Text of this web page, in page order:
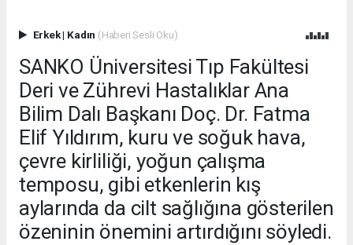
Erkek| Kadın (Haberi Sesli Oku)
SANKO Üniversitesi Tıp Fakültesi
Deri ve Zührevi Hastalıklar Ana
Bilim Dalı Başkanı Doç. Dr. Fatma
Elif Yıldırım, kuru ve soğuk hava,
çevre kirliliği, yoğun çalışma
temposu, gibi etkenlerin kış
aylarında da cilt sağlığına gösterilen
özeninin önemini artırdığını söyledi.